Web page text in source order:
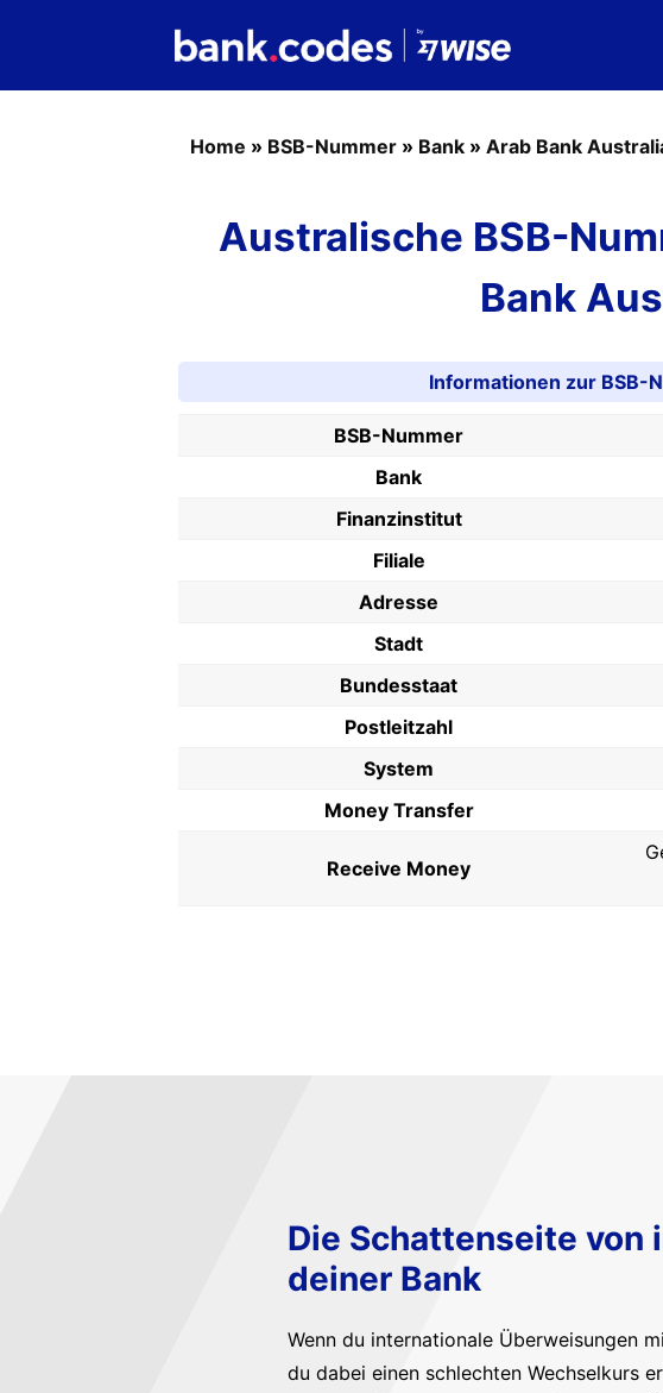
Home » BSB-Nummer » Bank » Arab Bank
Australische BSB-
Bank
Informationen zur BSB-
BSB-Nummer
Bank
Finanzinstitut
Filiale
Adresse
Stadt
Bundesstaat
Postleitzahl
System
Money Transfer
Receive Money
Die Schattenseite
deiner Bank
Wenn du internationale Überweisungen
du dabei einen schlechten Wechselkurs